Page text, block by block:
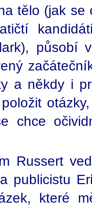
tělo (jak
působí
a někdy i
chce
Russert
publicistu
které